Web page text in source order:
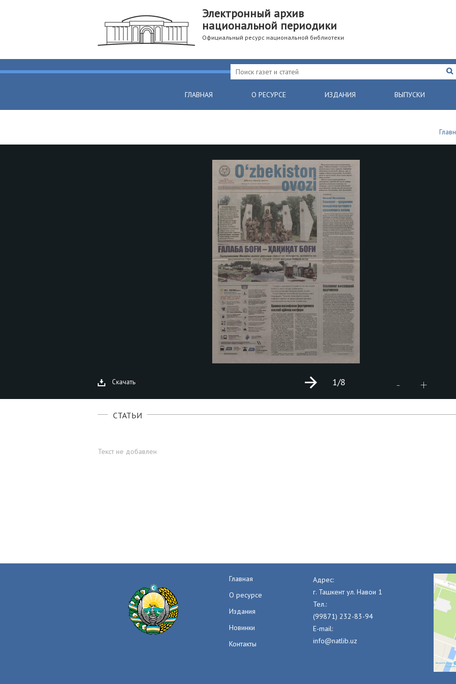
Электронный архив
национальной периодики
Официальный ресурс национальной библиотеки
ГЛАВНАЯ О РЕСУРСЕ ИЗДАНИЯ ВЫПУСКИ
Скачать - +
1/8
СТАТЬИ
Текст не добавлен
Главная
О ресурсе
Издания
Новинки
Контакты
Адрес:
г. Ташкент ул. Навои 1
Тел.:
(99871) 232-83-94
E-mail:
info@natlib.uz